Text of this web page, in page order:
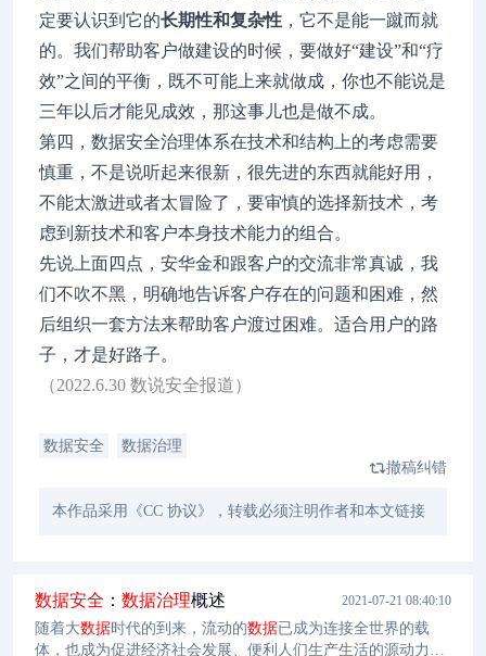
定要认识到它的长期性和复杂性 ，它不是能一蹴而就
的。我们帮助客户做建设的时候，要做好“建设”和“疗
效”之间的平衡，既不可能上来就做成，你也不能说是
三年以后才能见成效，那这事儿也是做不成。
第四，数据安全治理体系在技术和结构上的考虑需要
慎重，不是说听起来很新，很先进的东西就能好用，
不能太激进或者太冒险了，要审慎的选择新技术，考
虑到新技术和客户本身技术能力的组合。
先说上面四点，安华金和跟客户的交流非常真诚，我
们不吹不黑，明确地告诉客户存在的问题和困难，然
后组织一套方法来帮助客户渡过困难。适合用户的路
子，才是好路子。
（2022.6.30 数说安全报道）
数据安全
数据治理
撤稿纠错
本作品采用《CC 协议》，转载必须注明作者和本文链接
数据安全 ： 数据治理概述 2021-07-21 08:40:10
随着大数据时代的到来，流动的数据已成为连接全世界的载
体，也成为促进经济社会发展、便利人们生产生活的源动力。